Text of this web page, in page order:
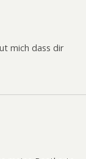
mich dass dir